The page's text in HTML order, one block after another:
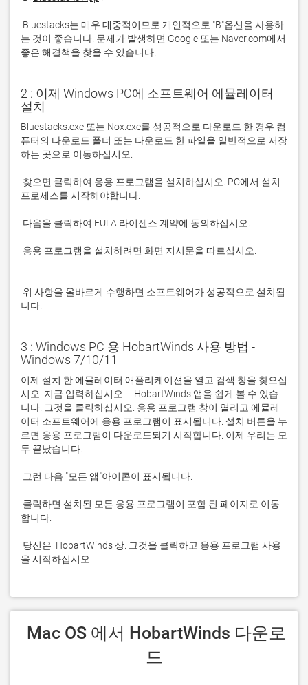
는 것이 좋습니다. 문제가 발생하면 Google 또는 Naver.com에서
좋은 해결책을 찾을 수 있습니다.
2 : 이제 Windows PC에 소프트웨어 에뮬레이터
설치
Bluestacks.exe 또는 Nox.exe를 성공적으로 다운로드 한 경우 컴
퓨터의 다운로드 폴더 또는 다운로드 한 파일을 일반적으로 저장
니다.
3 : Windows PC 용 HobartWinds 사용 방법 -
Windows 7/10/11
이제 설치 한 에뮬레이터 애플리케이션을 열고 검색 창을 찾으십
시오. 지금 입력하십시오. -  HobartWinds 앱을 쉽게 볼 수 있습
니다. 그것을 클릭하십시오. 응용 프로그램 창이 열리고 에뮬레
이터 소프트웨어에 응용 프로그램이 표시됩니다. 설치 버튼을 누
르면 응용 프로그램이 다운로드되기 시작합니다. 이제 우리는 모
을 시작하십시오.
드